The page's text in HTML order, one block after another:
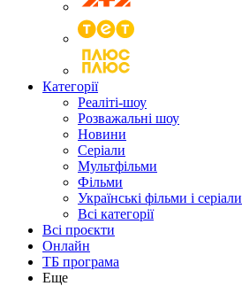
Категорії
Реаліті-шоу
Розважальні шоу
Новини
Серіали
Мультфільми
Фільми
Українські фільми і серіали
Всі категорії
Всі проєкти
Онлайн
ТБ програма
Еще